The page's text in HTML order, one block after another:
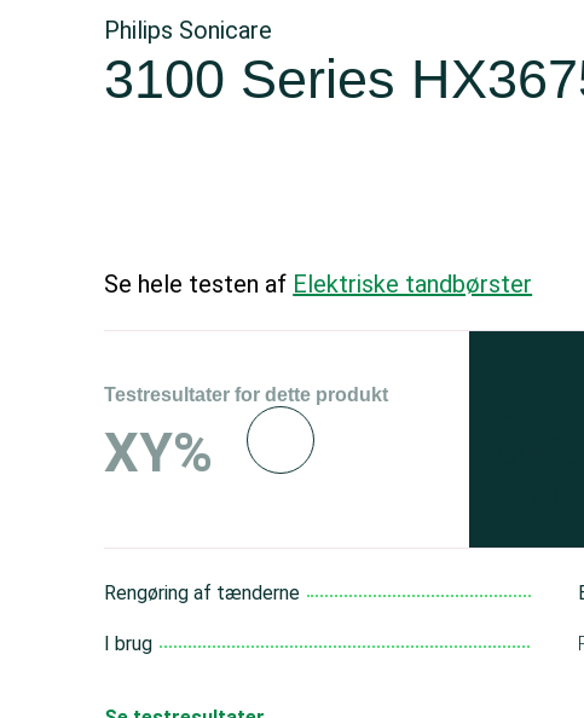
Philips Sonicare
3100 Series
Se hele testen af Elektriske tandbørster
Testresultater for dette produkt
XY%
Rengøring af tænderne
I brug